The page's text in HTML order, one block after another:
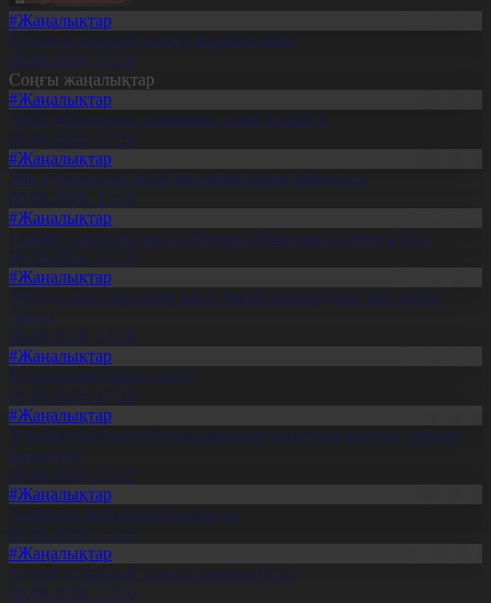
#Жаңалықтар
Грузияда жаппай электр жарығы өшті
06.08.2026, 17:16
Соңғы жаңалықтар
#Жаңалықтар
Абай облысында тазалыққа талап күшейді
06.08.2026, 17:26
#Жаңалықтар
Жас суретшілер Абай шығармаларын бейнеледі
06.08.2026, 17:26
#Жаңалықтар
«Sarap» сарапшылар клубының аймақтық отырысы өтті
06.08.2026, 17:23
#Жаңалықтар
БҚО-да жас стартапер қағаз басып шығарудың тың әдісін
тапты
06.08.2026, 17:20
#Жаңалықтар
Ел жаңалықтарына шолу
06.08.2026, 17:18
#Жаңалықтар
Ұлыбританияда кейуана ұшақтың қанатына шығып, рекорд
жаңартты
06.08.2026, 17:17
#Жаңалықтар
Зымыран бөлшегі айға құлады
06.08.2026, 17:17
#Жаңалықтар
Грузияда жаппай электр жарығы өшті
06.08.2026, 17:16